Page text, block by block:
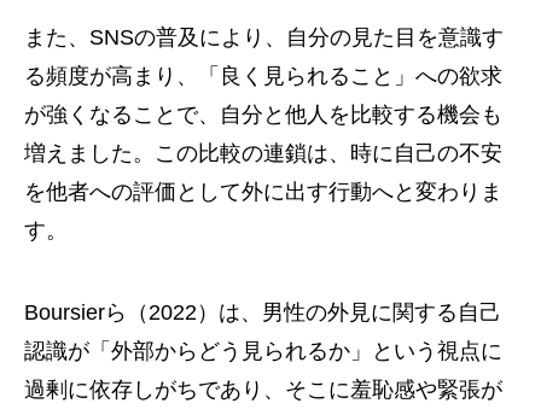
また、SNSの普及により、自分の見た目を意識す
る頻度が高まり、「良く見られること」への欲求
が強くなることで、自分と他人を比較する機会も
増えました。この比較の連鎖は、時に自己の不安
を他者への評価として外に出す行動へと変わりま
す。
Boursierら（2022）は、男性の外見に関する自己
認識が「外部からどう見られるか」という視点に
過剰に依存しがちであり、そこに羞恥感や緊張が